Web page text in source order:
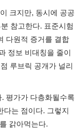
크지만, 동시에 공공
참고한다. 표준시험
다원적 증거를 결합
정보 비대칭을 줄이
루브릭 공개가 널리
평가가 다층화될수록
다는 점이다. 그렇지
갉아먹는다.